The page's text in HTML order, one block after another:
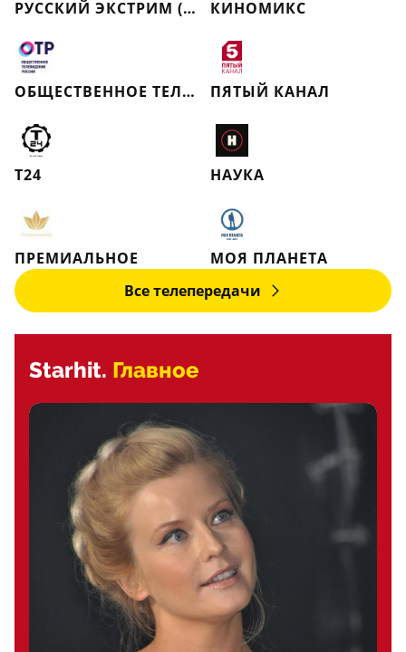
РУССКИЙ ЭКСТРИМ (РЕТРО) КИНОМИКС
ОБЩЕСТВЕННОЕ ТЕЛЕВИДЕНИЕ РОССИИ ПЯТЫЙ КАНАЛ
Т24 НАУКА
ПРЕМИАЛЬНОЕ
МОЯ ПЛАНЕТА
Все телепередачи
Starhit. Главное